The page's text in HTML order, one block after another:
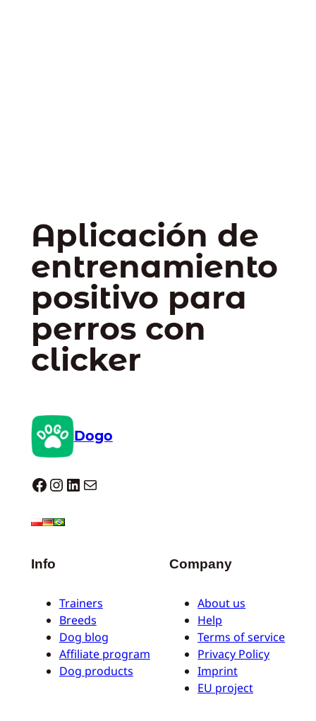
Aplicación de
entrenamiento
positivo para
perros con
clicker
Dogo
Dogo facebook InstagramLinkedIn Correo electrónico
Info
Trainers
Breeds
Dog blog
Affiliate program
Dog products
Company
About us
Help
Terms of service
Privacy Policy
Imprint
EU project